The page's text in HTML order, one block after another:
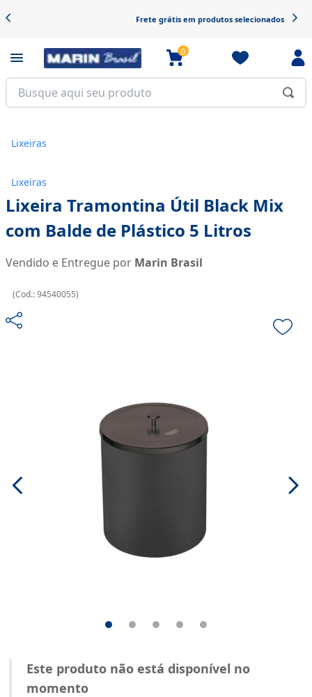
Frete grátis em produtos selecionados
0
Lixeiras
Lixeiras
Lixeira Tramontina Útil Black Mix
com Balde de Plástico 5 Litros
Vendido e Entregue por Marin Brasil
(Cod.:94540055)
Este produto não está disponível no
momento